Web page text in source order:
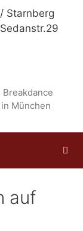
Starnberg
München
auf